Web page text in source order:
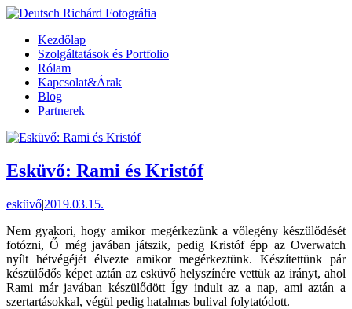
Kezdőlap
Szolgáltatások és Portfolio
Rólam
Kapcsolat&Árak
Blog
Partnerek
Esküvő: Rami és Kristóf
esküvő|2019.03.15.
Nem gyakori, hogy amikor megérkezünk a vőlegény készülődését
fotózni, Ő még javában játszik, pedig Kristóf épp az Overwatch
nyílt hétvégéjét élvezte amikor megérkeztünk. Készítettünk pár
készülődős képet aztán az esküvő helyszínére vettük az irányt, ahol
Rami már javában készülődött Így indult az a nap, ami aztán a
szertartásokkal, végül pedig hatalmas bulival folytatódott.